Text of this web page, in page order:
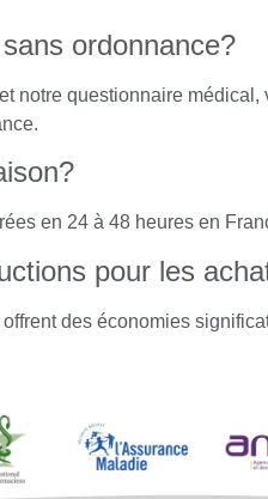
ordonnance?
notre questionnaire
en 24 à 48 heures en
pour les
des économies